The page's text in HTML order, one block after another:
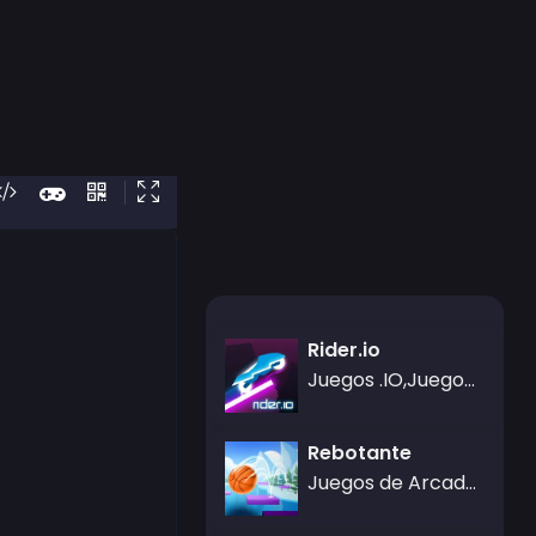
Rider.io
Juegos .IO,Juegos casuales,Juegos de Carreras
Rebotante
Juegos de Arcade,Gamezop Games